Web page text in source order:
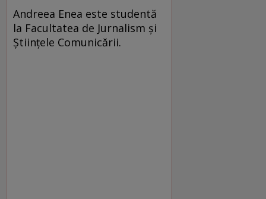
Andreea Enea este studentă
la Facultatea de Jurnalism şi
Ştiinţele Comunicării.